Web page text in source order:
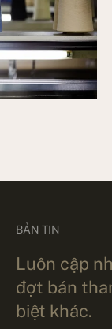
BẢN TIN
Luôn cập
đợt bán
biệt khác.